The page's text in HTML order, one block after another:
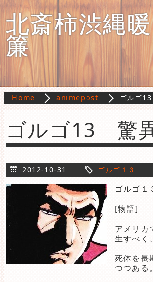
北斎柿渋縄暖
簾
Home animepost ゴルゴ
ゴルゴ13 驚
2012-10-31 ゴルゴ１３
ゴルゴ
[物語]
アメリカ
生すべく、
死体を長
つつある。